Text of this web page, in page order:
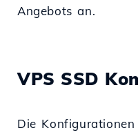
Angebots an.
VPS SSD
Die